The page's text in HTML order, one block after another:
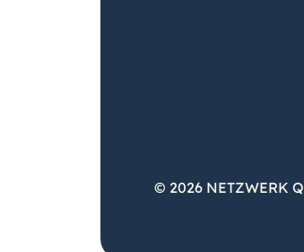
© 2026 NETZWERK Q